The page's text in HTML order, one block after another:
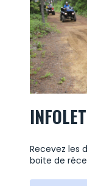
Recevez les
boite de